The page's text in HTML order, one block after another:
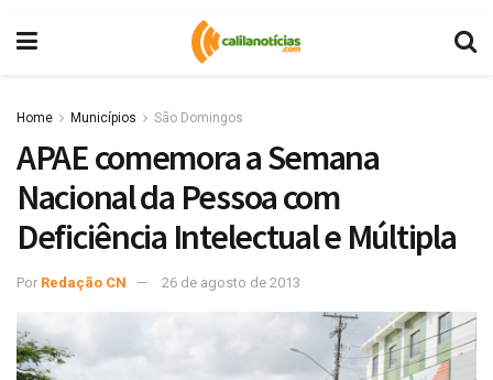
Home Municípios São Domingos
APAE comemora a Semana
Nacional da Pessoa com
Deficiência Intelectual e Múltipla
Por Redação CN 26 de agosto de 2013